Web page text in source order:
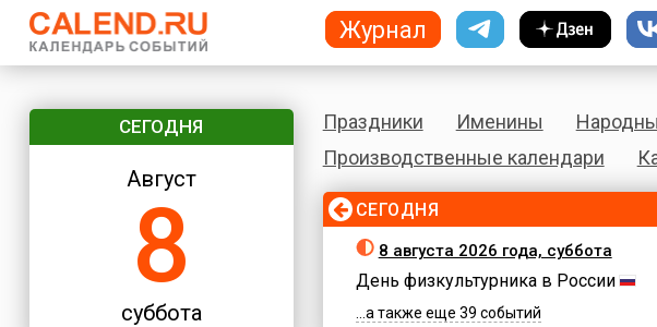
СЕГОДНЯ
Август
8
суббота
Праздники Именины
Производственные календари
СЕГОДНЯ
8 августа 2026 года, суббота
День физкультурника в России
...а также еще 39 событий
Журнал